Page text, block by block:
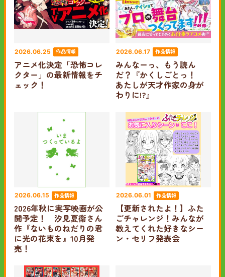
2026.06.25 作品情報
アニメ化決定「恐怖コレ
クター」の最新情報をチ
ェック！
2026.06.17 作品情報
みんなーっ、もう読ん
だ？『かくしごとっ！
あたしが天才作家の身が
わりに!?』
2026.06.15 作品情報
2026年秋に実写映画が公
開予定！ 汐見夏衛さん
作『ないものねだりの君
に光の花束を』10月発
売！
2026.06.01 作品情報
【更新されたよ！】ふた
ごチャレンジ！みんなが
教えてくれた好きなシー
ン・セリフ発表会